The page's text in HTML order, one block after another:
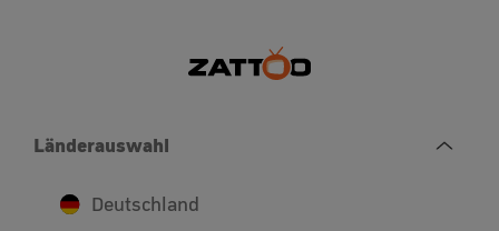
Länderauswahl
Deutschland